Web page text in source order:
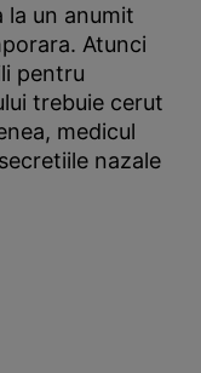
la un anumit
Atunci
pentru
trebuie cerut
medicul
nazale